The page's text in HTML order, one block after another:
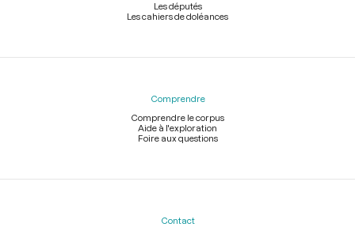
Les députés
Les cahiers de doléances
Comprendre
Comprendre le corpus
Aide à l'exploration
Foire aux questions
Contact